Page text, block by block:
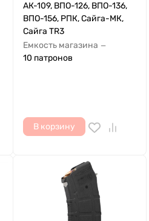
АК-109, ВПО-126, ВПО-136,
ВПО-156, РПК, Сайга-МК,
Сайга TR3
Емкость магазина —
10 патронов
В корзину